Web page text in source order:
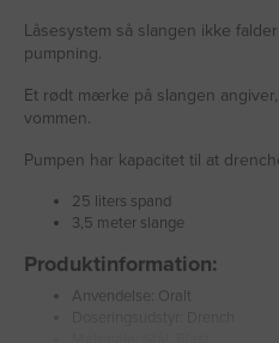
Låsesystem så slangen ikke
pumpning.
Et rødt mærke på slangen
vommen.
Pumpen har kapacitet til at
25 liters spand
3,5 meter slange
Produktinformation:
Anvendelse: Oralt